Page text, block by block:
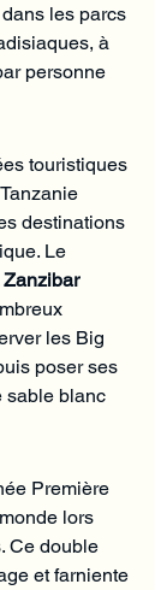
les parcs
à
personne
touristiques
destinations
Le
Zanzibar
les Big
poser ses
sable blanc
Première
lors
Ce double
et farniente